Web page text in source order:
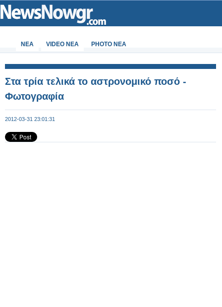
ΝΕΑ VIDEO NEA PHOTO NEA
Στα τρία τελικά το αστρονομικό ποσό -
Φωτογραφία
2012-03-31 23:01:31